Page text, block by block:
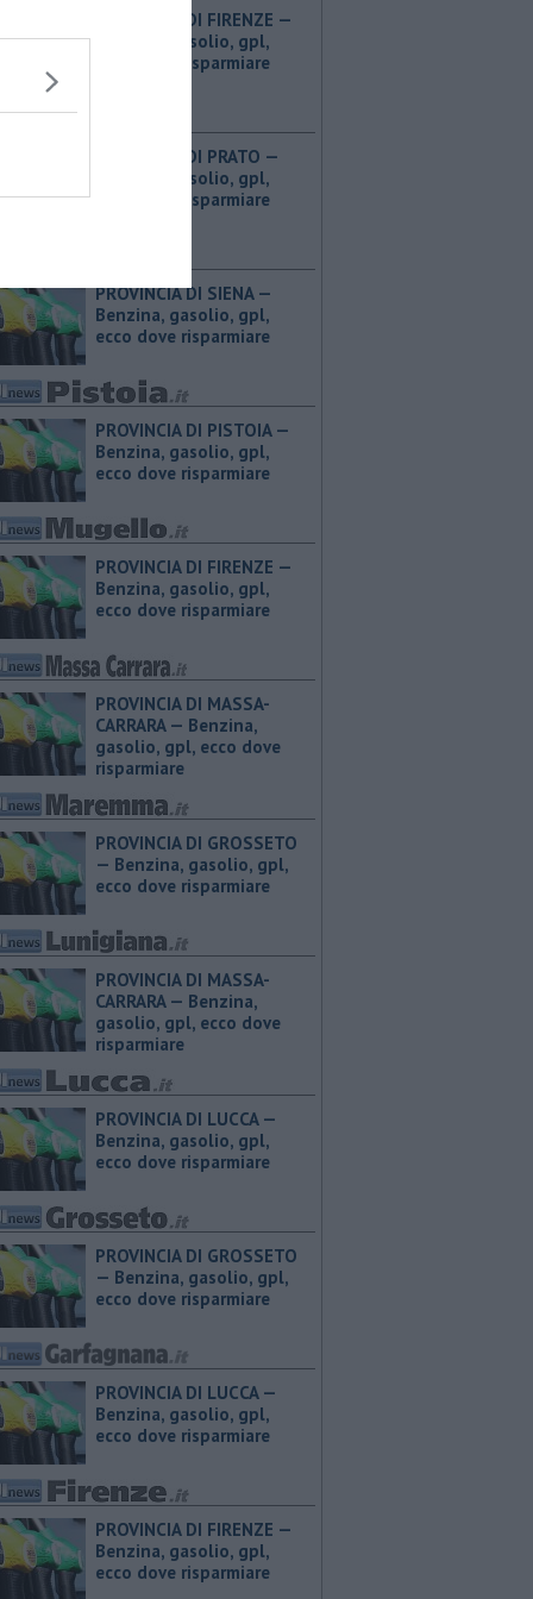
PROVINCIA DI FIRENZE — ​
Benzina, gasolio, gpl,
ecco dove risparmiare
PROVINCIA DI PRATO — ​
Benzina, gasolio, gpl,
ecco dove risparmiare
PROVINCIA DI SIENA — ​
Benzina, gasolio, gpl,
ecco dove risparmiare
PROVINCIA DI PISTOIA — ​
Benzina, gasolio, gpl,
ecco dove risparmiare
PROVINCIA DI FIRENZE — ​
Benzina, gasolio, gpl,
ecco dove risparmiare
PROVINCIA DI MASSA-
CARRARA — ​Benzina,
gasolio, gpl, ecco dove
risparmiare
PROVINCIA DI GROSSETO
— ​Benzina, gasolio, gpl,
ecco dove risparmiare
PROVINCIA DI MASSA-
CARRARA — ​Benzina,
gasolio, gpl, ecco dove
risparmiare
PROVINCIA DI LUCCA — ​
Benzina, gasolio, gpl,
ecco dove risparmiare
PROVINCIA DI GROSSETO
— ​Benzina, gasolio, gpl,
ecco dove risparmiare
PROVINCIA DI LUCCA — ​
Benzina, gasolio, gpl,
ecco dove risparmiare
PROVINCIA DI FIRENZE — ​
Benzina, gasolio, gpl,
ecco dove risparmiare